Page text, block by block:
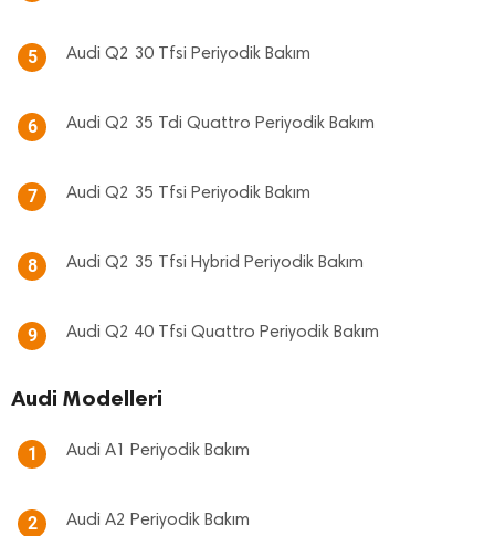
5 Audi Q2 30 Tfsi Periyodik Bakım
6 Audi Q2 35 Tdi Quattro Periyodik Bakım
7 Audi Q2 35 Tfsi Periyodik Bakım
8 Audi Q2 35 Tfsi Hybrid Periyodik Bakım
9 Audi Q2 40 Tfsi Quattro Periyodik Bakım
Audi Modelleri
1 Audi A1 Periyodik Bakım
2 Audi A2 Periyodik Bakım